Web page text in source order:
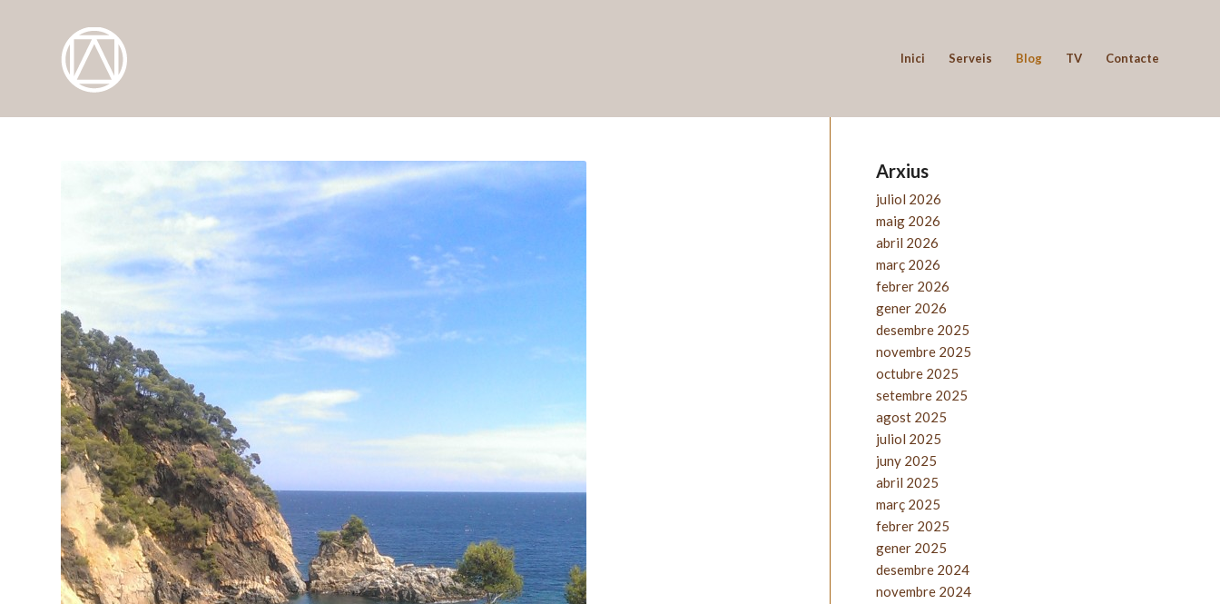
Inici Serveis Blog TV Contacte
Arxius
juliol 2026
maig 2026
abril 2026
març 2026
febrer 2026
gener 2026
desembre 2025
novembre 2025
octubre 2025
setembre 2025
agost 2025
juliol 2025
juny 2025
abril 2025
març 2025
febrer 2025
gener 2025
desembre 2024
novembre 2024